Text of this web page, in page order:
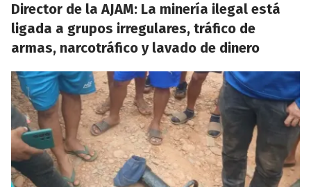
Director de la AJAM: La minería ilegal está
ligada a grupos irregulares, tráfico de
armas, narcotráfico y lavado de dinero